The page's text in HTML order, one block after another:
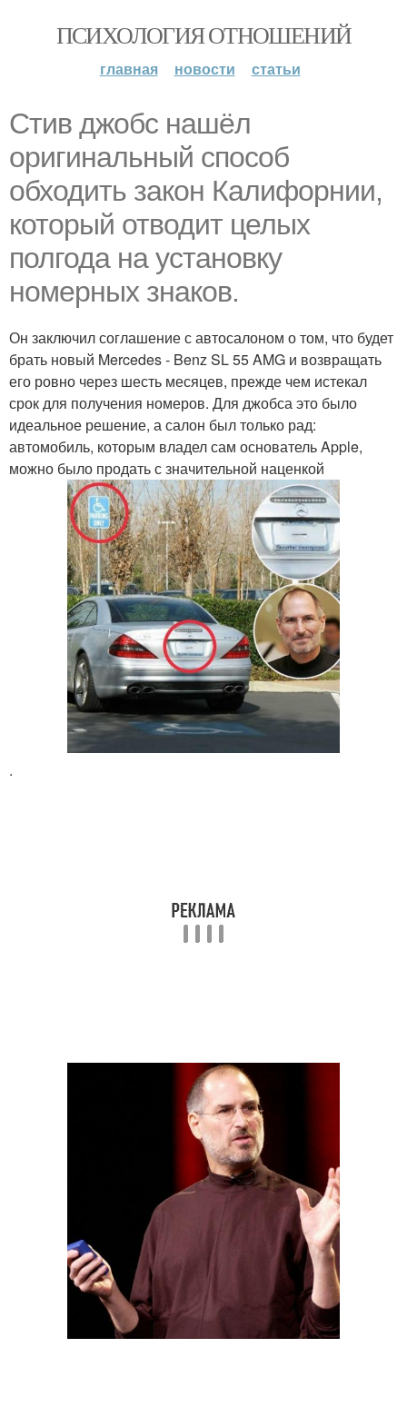
ПСИХОЛОГИЯ ОТНОШЕНИЙ
главная новости статьи
Стив джобс нашёл
оригинальный способ
обходить закон Калифорнии,
который отводит целых
полгода на установку
номерных знаков.
Он заключил соглашение с автосалоном о том, что будет
брать новый Mercedes - Benz SL 55 AMG и возвращать
его ровно через шесть месяцев, прежде чем истекал
срок для получения номеров. Для джобса это было
идеальное решение, а салон был только рад:
автомобиль, которым владел сам основатель Apple,
можно было продать с значительной наценкой
.